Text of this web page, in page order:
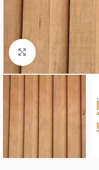
Нажмите, чтобы